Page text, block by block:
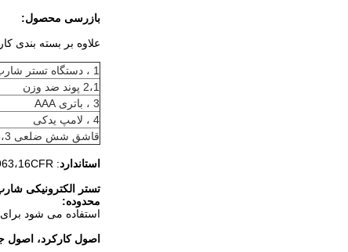
بازرسی محصول:
علاوه بر بسته بندی
1 ، دستگاه تستر شارپ نکته
2،1 پوند ضد وزن
3 ، باتری AAA
4 ، لامپ یدکی
قاشق شش ضلعی 5،3 میلی متر
استاندارد: GB6675، EN-71، ASTM963،16CFR
تستر الکترونیکی
محدوده:
استفاده می شود
اصول کارکرد،